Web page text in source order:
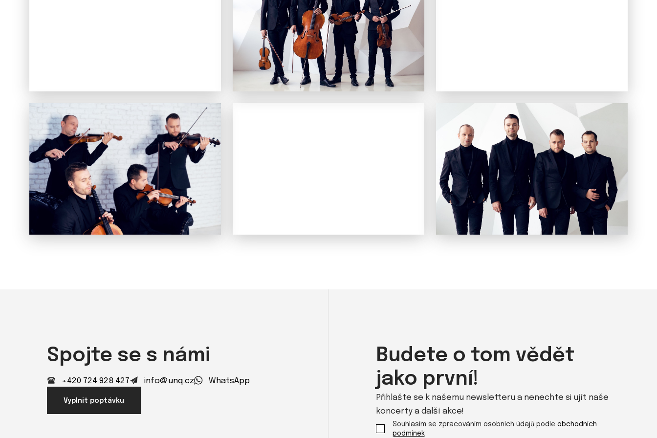
Spojte se s námi
+420 724 928 427 info@unq.cz WhatsApp
Vyplnit poptávku
Budete o tom vědět
jako první!
Přihlašte se k našemu newsletteru a nenechte si ujít naše
koncerty a další akce!
Souhlasím se zpracováním osobních údajů podle obchodních
podmínek